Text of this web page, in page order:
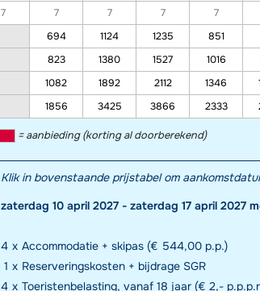
7
7 7 7 7
694
1124 1235 851
823
1380 1527 1016
1082
1892 2112 1346
1856
3425 3866 2333
= aanbieding (korting al doorberekend)
Klik in bovenstaande prijstabel om
zaterdag 10 april 2027 - zaterdag 17 april 2027
4 x Accommodatie + skipas (€ 544,00 p.p.)
1 x Reserveringskosten + bijdrage SGR
4 x Toeristenbelasting, vanaf 18 jaar (€ 2,-